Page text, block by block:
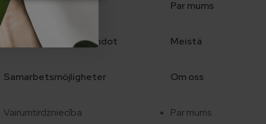
Sadarbības iespējas
Kumppanuusvaihtoehdot
Samarbetsmöjligheter
Vairumtirdzniecība
Par mums
Meistä
Om oss
Par mums